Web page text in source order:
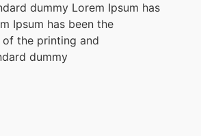
dummy Lorem Ipsum has
Ipsum has been the
of the printing and
dummy